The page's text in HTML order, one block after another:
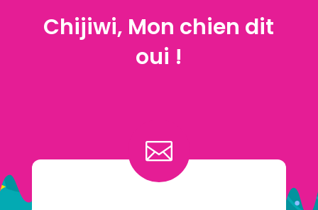
Chijiwi, Mon chien dit
oui !
